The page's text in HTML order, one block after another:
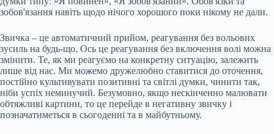
зобов'язання навіть щодо нічого хорошого поки нікому не дали.
Звичка – це автоматичний прийом, реагування без вольових
зусиль на будь-що. Ось це реагування без включення волі можна
змінити. Те, як ми реагуємо на конкретну ситуацію, залежить
лише від нас. Ми можемо дружелюбно ставитися до оточення,
постійно культивувати позитивні та світлі думки, чинити так,
ніби успіх неминучий. Безумовно, якщо нескінченно малювати
обтяжливі картини, то це перейде в негативну звичку і
позначатиметься в сьогоденні та в майбутньому.